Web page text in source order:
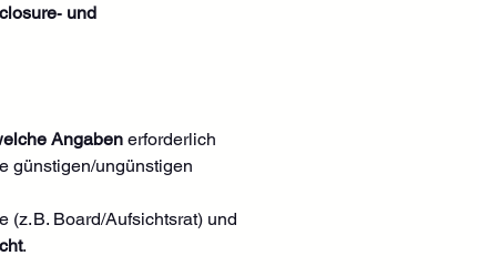
und
Angaben erforderlich
günstigen/ungünstigen
B. Board/Aufsichtsrat) und
.